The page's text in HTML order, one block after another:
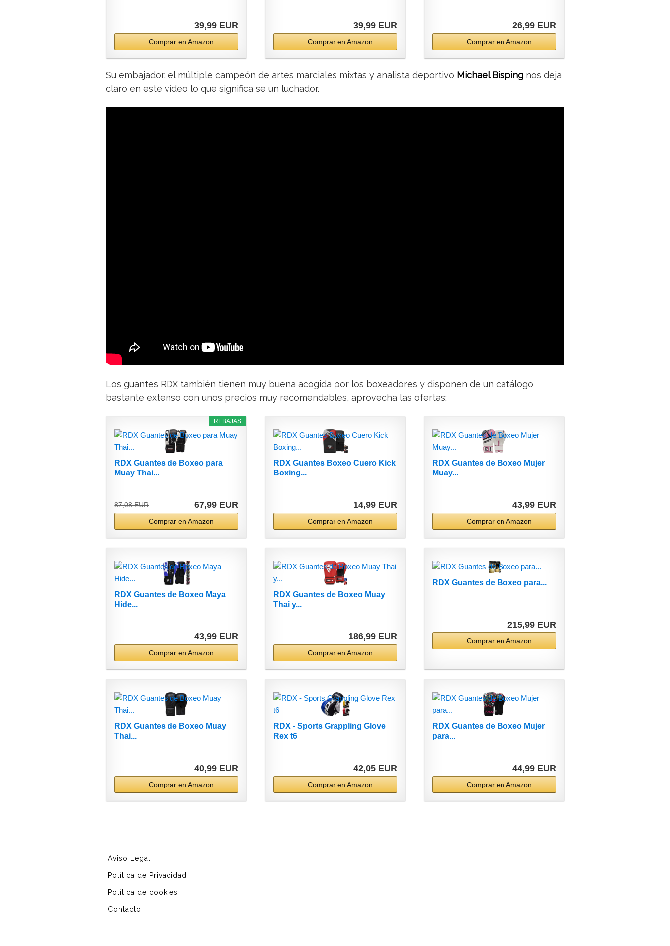
39,99 EUR
Comprar en Amazon
39,99 EUR
Comprar en Amazon
26,99 EUR
Comprar en Amazon
Su embajador, el múltiple campeón de artes marciales mixtas y analista deportivo Michael Bisping nos deja
claro en este vídeo lo que significa se un luchador.
Los guantes RDX también tienen muy buena acogida por los boxeadores y disponen de un catálogo
bastante extenso con unos precios muy recomendables, aprovecha las ofertas:
REBAJAS
RDX Guantes de Boxeo para
Muay Thai...
87,08 EUR 67,99 EUR
Comprar en Amazon
RDX Guantes Boxeo Cuero Kick
Boxing...
14,99 EUR
Comprar en Amazon
RDX Guantes de Boxeo Mujer
Muay...
43,99 EUR
Comprar en Amazon
RDX Guantes de Boxeo Maya
Hide...
43,99 EUR
Comprar en Amazon
RDX Guantes de Boxeo Muay
Thai y...
186,99 EUR
Comprar en Amazon
RDX Guantes de Boxeo para...
215,99 EUR
Comprar en Amazon
RDX Guantes de Boxeo Muay
Thai...
40,99 EUR
Comprar en Amazon
RDX - Sports Grappling Glove
Rex t6
42,05 EUR
Comprar en Amazon
RDX Guantes de Boxeo Mujer
para...
44,99 EUR
Comprar en Amazon
Aviso Legal
Política de Privacidad
Política de cookies
Contacto